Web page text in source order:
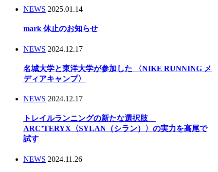
NEWS 2025.01.14
mark 休止のお知らせ
NEWS 2024.12.17
名城大学と東洋大学が参加した 〈NIKE RUNNING メ
ディアキャンプ〉
NEWS 2024.12.17
トレイルランニングの新たな選択肢
ARC’TERYX〈SYLAN（シラン）〉の実力を高尾で
試す
NEWS 2024.11.26